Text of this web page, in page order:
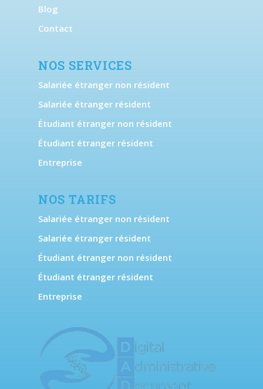
Blog
Contact
NOS SERVICES
Salariée étranger non résident
Salariée étranger résident
Étudiant étranger non résident
Étudiant étranger résident
Entreprise
NOS TARIFS
Salariée étranger non résident
Salariée étranger résident
Étudiant étranger non résident
Étudiant étranger résident
Entreprise